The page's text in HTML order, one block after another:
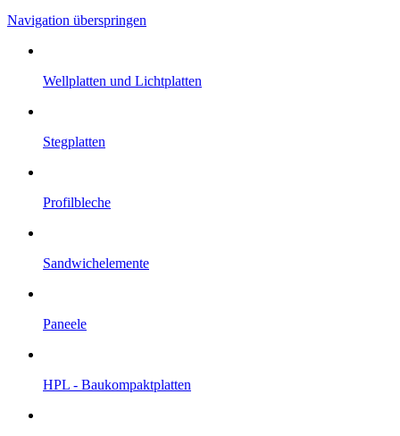
Navigation überspringen
Well­platten und Licht­platten
Steg­platten
Profil­bleche
Sandwich­elemente
Paneele
HPL - Bau­kompakt­platten